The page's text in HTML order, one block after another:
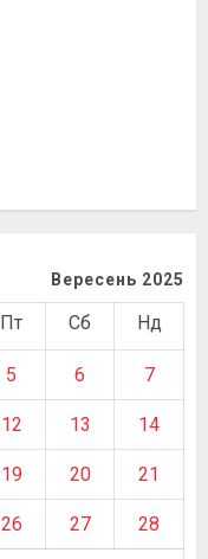
Вересень 2025
Пт Сб Нд
5 6 7
12 13 14
19 20 21
26 27 28